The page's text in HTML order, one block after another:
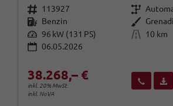
Fahrzeugnr. 113927 Getriebe
Kraftstoff Benzin Außenfarbe
Leistung 96 kW (131 PS) Kilometerstand
10 km
06.05.2026
38.268,– €
inkl. 20% MwSt.
inkl. NoVA
Wir